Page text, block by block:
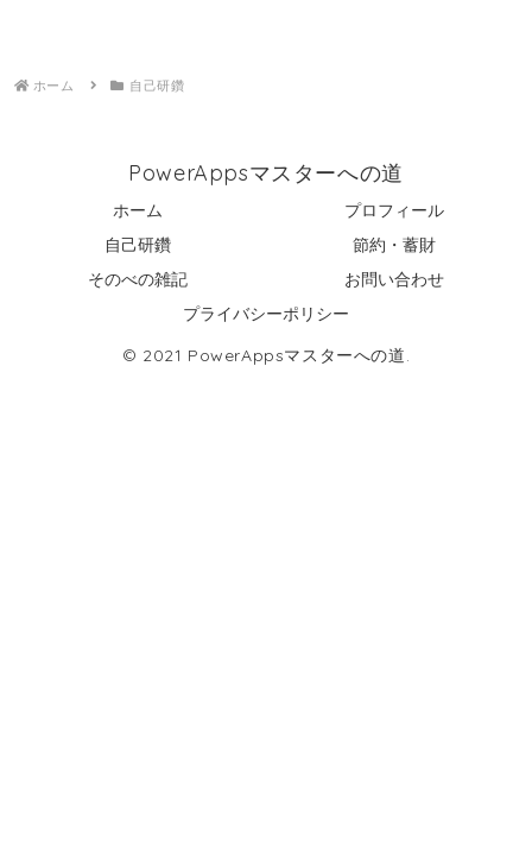
ホーム 自己研鑽
PowerAppsマスターへの道
ホーム
プロフィール
自己研鑽
節約・蓄財
そのべの雑記
お問い合わせ
プライバシーポリシー
© 2021 PowerAppsマスターへの道.